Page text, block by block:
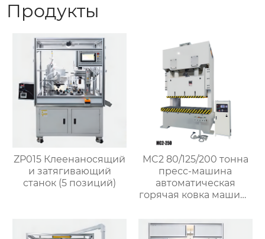
Продукты
ZP015 Клеенаносящий
и затягивающий
станок (5 позиций)
MC2 80/125/200 тонна
пресс-машина
автоматическая
горячая ковка машина